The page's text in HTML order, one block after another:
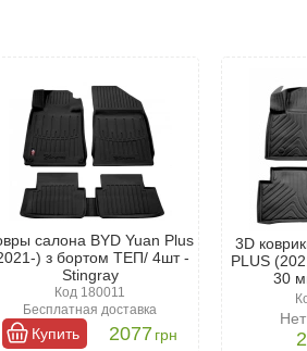
каталоге представлены модельные и
остаются наиболее практичными
салона BYD Yuan Plus
) з бортом ТЕП/ 4шт -
Stingray
Код 180011
Бесплатная доставка
Купить 2077 грн
3D
PLUS
30